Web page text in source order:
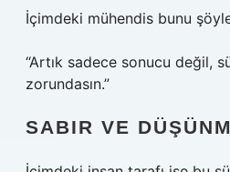
İçimdeki mühendis bunu
“Artık sadece sonucu değil,
zorundasın.”
SABIR VE